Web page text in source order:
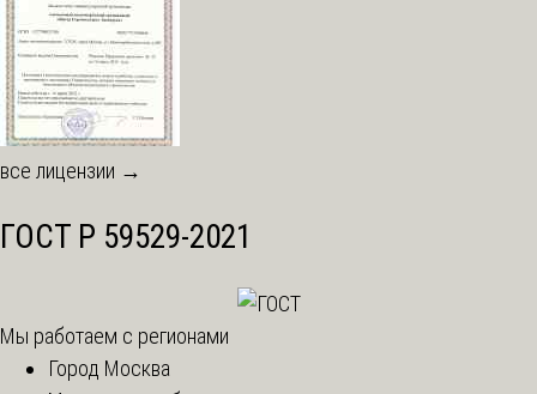
все лицензии →
ГОСТ Р 59529-2021
Мы работаем с регионами
Город Москва